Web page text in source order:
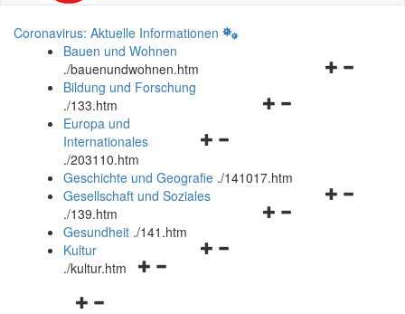
Coronavirus: Aktuelle Informationen
Bauen und Wohnen
./bauenundwohnen.htm
Navigationsmenü
Bildung und Forschung
./133.htm
Navigationsmenü
und
schließen
Europa und
Internationales
./203110.htm
Geschichte und Geografie ./141017.htm
Navigationsmenü
Gesellschaft und Soziales
./139.htm
Navigationsmenü
Gesundheit ./141.htm
Navigationsmenü
Kultur
./kultur.htm
Navigationsmenü